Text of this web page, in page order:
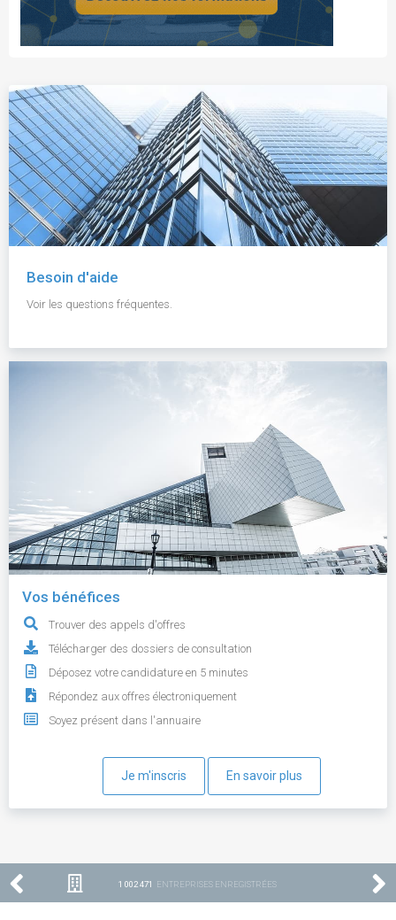
Besoin d'aide
Voir les questions fréquentes.
Vos bénéfices
Trouver des appels d'offres
Télécharger des dossiers de consultation
Déposez votre candidature en 5 minutes
Répondez aux offres électroniquement
Soyez présent dans l'annuaire
Je m'inscris En savoir plus
1 002 471 ENTREPRISES ENREGISTRÉES